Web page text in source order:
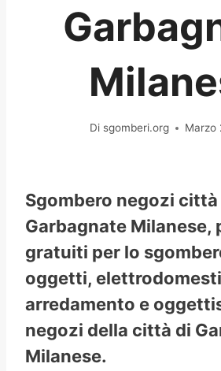
Di sgomberi.org Marzo
Sgombero negozi città
Garbagnate Milanese,
gratuiti per lo
oggetti,
arredamento e
negozi della città di
Milanese.